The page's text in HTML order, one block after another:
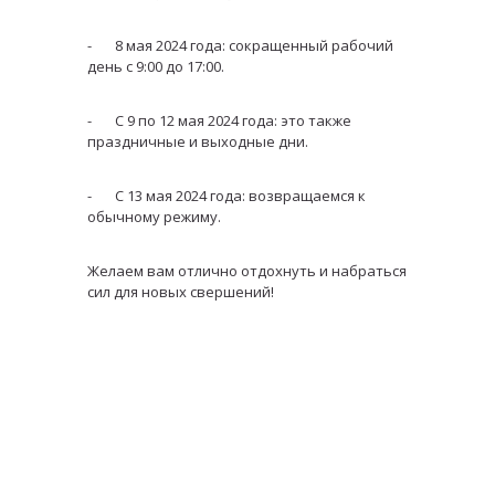
- 8 мая 2024 года: сокращенный рабочий
день с 9:00 до 17:00.
- С 9 по 12 мая 2024 года: это также
праздничные и выходные дни.
- С 13 мая 2024 года: возвращаемся к
обычному режиму.
Желаем вам отлично отдохнуть и набраться
сил для новых свершений!